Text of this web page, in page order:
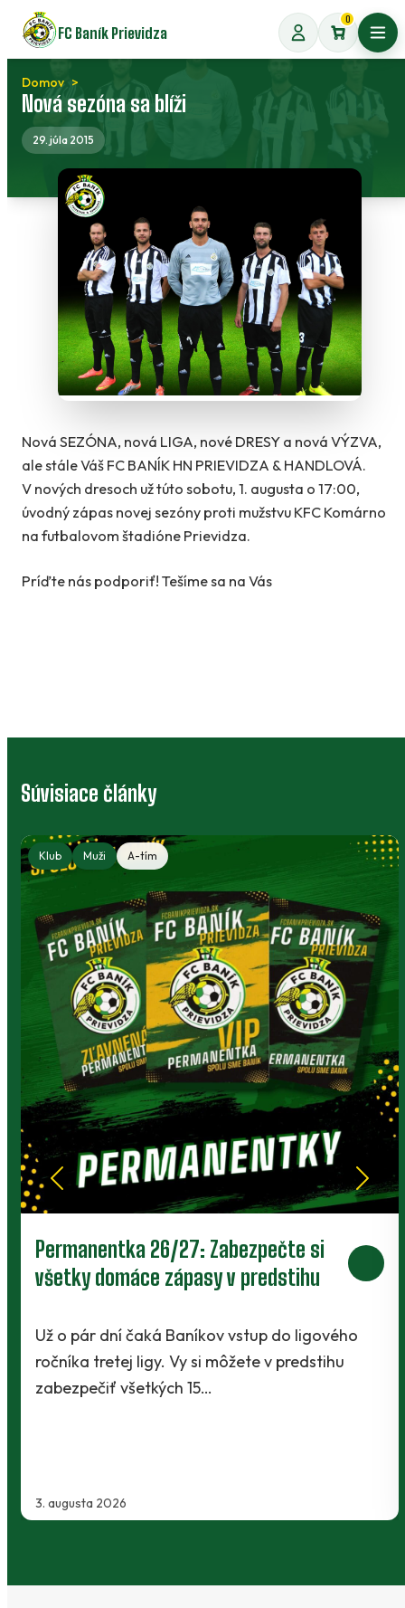
Preskočiť
na
obsah
FC Baník Prievidza
0
Domov
Nová sezóna sa blíži
29. júla 2015
Nová SEZÓNA, nová LIGA, nové DRESY a nová VÝZVA,
ale stále Váš FC BANÍK HN PRIEVIDZA & HANDLOVÁ.
V nových dresoch už túto sobotu, 1. augusta o 17:00,
úvodný zápas novej sezóny proti mužstvu KFC Komárno
na futbalovom štadióne Prievidza.
Príďte nás podporiť! Tešíme sa na Vás
Súvisiace články
Klub Muži A-tím
Prievidza postúpila do 2. kola pohára.
V Kanianke rozhodol z penalty v
2. augusta 2026
Baníci vstúpili do ostrej sezóny súbojom 1.
Slovnaft Cupu, keď vycestovali do neďalekej